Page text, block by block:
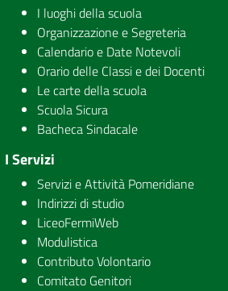
I luoghi della scuola
Organizzazione e Segreteria
Calendario e Date Notevoli
Orario delle Classi e dei Docenti
Le carte della scuola
Scuola Sicura
Bacheca Sindacale
I Servizi
Servizi e Attività Pomeridiane
Indirizzi di studio
LiceoFermiWeb
Modulistica
Contributo Volontario
Comitato Genitori